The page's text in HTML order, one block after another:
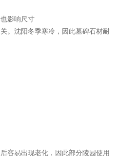
影响尺寸
。沈阳冬季寒冷，因此墓碑石材耐
容易出现老化，因此部分陵园使用